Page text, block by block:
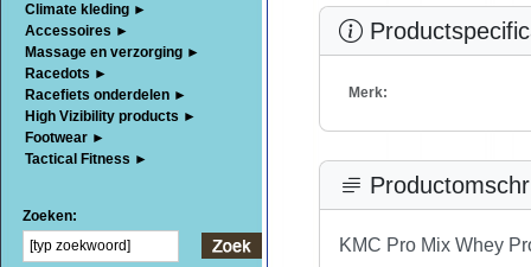
Climate kleding ►
Accessoires ►
Massage en verzorging ►
Racedots ►
Racefiets onderdelen ►
High Vizibility products ►
Footwear ►
Tactical Fitness ►
Zoeken:
Merk:
KMC Pro Mix Whey